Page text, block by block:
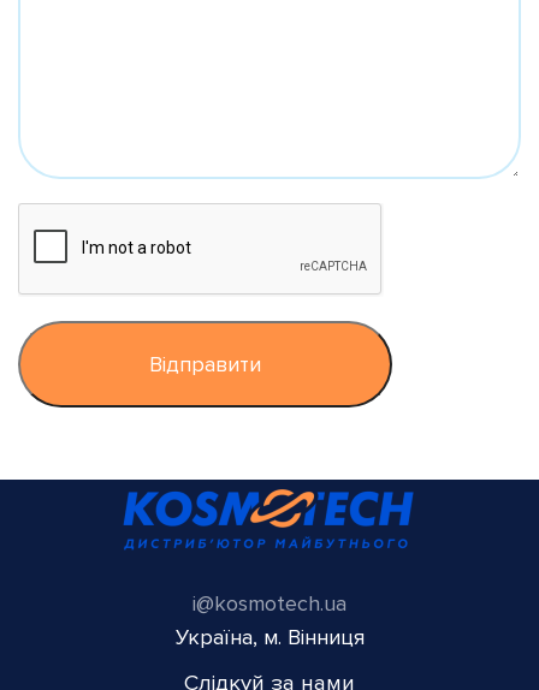
i@kosmotech.ua
Україна, м. Вінниця
Слідкуй за нами